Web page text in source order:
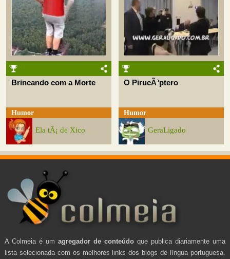
Brincando com a Morte
Humor
Ela tÃ¡ de Xico
O PirucÃ³ptero
Humor
GeraLigado
A Colmeia é um agregador de conteúdo que publica diariamente uma
lista selecionada com os melhores links dos blogs de língua portuguesa.